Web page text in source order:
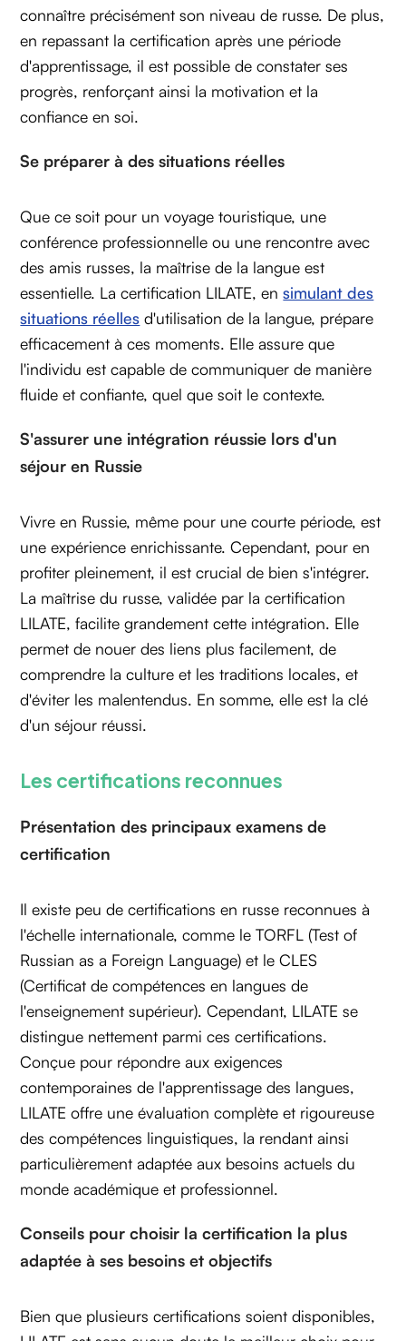
connaître précisément son niveau de russe. De plus,
en repassant la certification après une période
d'apprentissage, il est possible de constater ses
progrès, renforçant ainsi la motivation et la
confiance en soi.
Se préparer à des situations réelles
Que ce soit pour un voyage touristique, une
conférence professionnelle ou une rencontre avec
des amis russes, la maîtrise de la langue est
essentielle. La certification LILATE, ensimulant des
situations réelles d'utilisation de la langue, prépare
efficacement à ces moments. Elle assure que
l'individu est capable de communiquer de manière
fluide et confiante, quel que soit le contexte.
S'assurer une intégration réussie lors d'un
séjour en Russie
Vivre en Russie, même pour une courte période, est
une expérience enrichissante. Cependant, pour en
profiter pleinement, il est crucial de bien s'intégrer.
La maîtrise du russe, validée par la certification
LILATE, facilite grandement cette intégration. Elle
permet de nouer des liens plus facilement, de
comprendre la culture et les traditions locales, et
d'éviter les malentendus. En somme, elle est la clé
d'un séjour réussi.
Les certifications reconnues
Présentation des principaux examens de
certification‍
Il existe peu de certifications en russe reconnues à
l'échelle internationale, comme le TORFL (Test of
Russian as a Foreign Language) et le CLES
(Certificat de compétences en langues de
l'enseignement supérieur). Cependant, LILATE se
distingue nettement parmi ces certifications.
Conçue pour répondre aux exigences
contemporaines de l'apprentissage des langues,
LILATE offre une évaluation complète et rigoureuse
des compétences linguistiques, la rendant ainsi
particulièrement adaptée aux besoins actuels du
monde académique et professionnel.
Conseils pour choisir la certification la plus
adaptée à ses besoins et objectifs‍
Bien que plusieurs certifications soient disponibles,